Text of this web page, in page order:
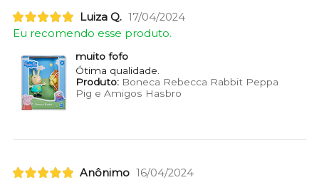
Luiza Q. 17/04/2024
Eu recomendo esse produto.
muito fofo
Ótima qualidade.
Produto:Boneca Rebecca Rabbit Peppa
Pig e Amigos Hasbro
Anônimo 16/04/2024